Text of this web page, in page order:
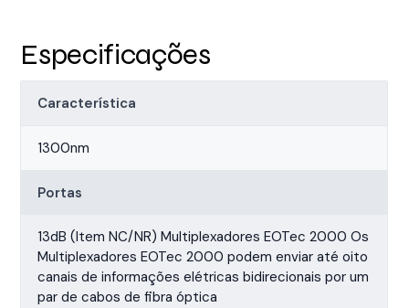
Especificações
Característica
1300nm
Portas
13dB (Item NC/NR) Multiplexadores EOTec 2000 Os
Multiplexadores EOTec 2000 podem enviar até oito
canais de informações elétricas bidirecionais por um
par de cabos de fibra óptica